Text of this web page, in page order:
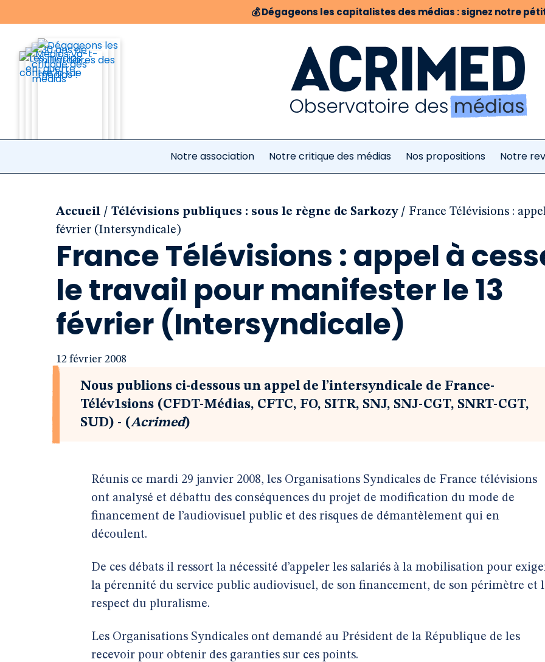
💰Dégageons les capitalistes des médias : signez notre
Notre association Notre critique des médias Nos propositions Notre
Accueil / Télévisions publiques : sous le règne de Sarkozy / France Télévisions :
février (Intersyndicale)
France Télévisions : appel à
le travail pour manifester le 13
février (Intersyndicale)
12 février 2008
Nous publions ci-dessous un appel de l’intersyndicale de France-
Télév1sions (CFDT-Médias, CFTC, FO, SITR, SNJ, SNJ-CGT, SNRT-CGT,
SUD) - (Acrimed)
Réunis ce mardi 29 janvier 2008, les Organisations Syndicales de France télévisions
ont analysé et débattu des conséquences du projet de modification du mode de
financement de l’audiovisuel public et des risques de démantèlement qui en
découlent.
De ces débats il ressort la nécessité d’appeler les salariés à la mobilisation pour
la pérennité du service public audiovisuel, de son financement, de son périmètre et
respect du pluralisme.
Les Organisations Syndicales ont demandé au Président de la République de les
recevoir pour obtenir des garanties sur ces points.